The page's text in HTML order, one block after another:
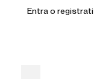
Entra o registrati